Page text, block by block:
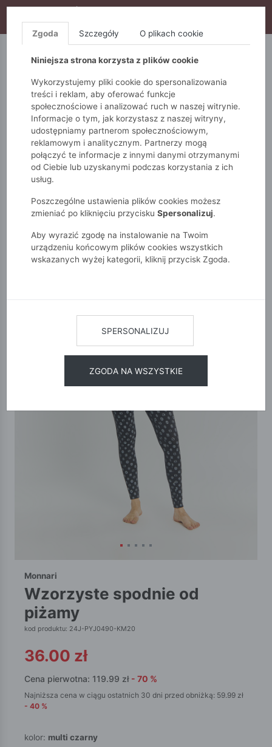
S10), DODATKOWE 15% ZA 3SZT (KOD: S15)
5.10.15. QUIOSQUE
Monnari Zobacz wszystko
Piżamy i szlafroki
Doły od piżamy
Monnari
wzorzyste spodnie od
piżamy
kod produktu: 24J-PYJ0490-KM20
36.00 zł
Cena pierwotna: 119.99 zł - 70 %
Najniższa cena w ciągu ostatnich 30 dni przed obniżką: 59.99 zł
- 40 %
kolor: multi czarny
Zgoda Szczegóły O plikach cookie
Niniejsza strona korzysta z plików cookie
Wykorzystujemy pliki cookie do spersonalizowania
treści i reklam, aby oferować funkcje
społecznościowe i analizować ruch w naszej witrynie.
Informacje o tym, jak korzystasz z naszej witryny,
udostępniamy partnerom społecznościowym,
reklamowym i analitycznym. Partnerzy mogą
połączyć te informacje z innymi danymi otrzymanymi
od Ciebie lub uzyskanymi podczas korzystania z ich
usług.
Poszczególne ustawienia plików cookies możesz
zmieniać po kliknięciu przycisku Spersonalizuj.
Aby wyrazić zgodę na instalowanie na Twoim
urządzeniu końcowym plików cookies wszystkich
wskazanych wyżej kategorii, kliknij przycisk Zgoda.
SPERSONALIZUJ
ZGODA NA WSZYSTKIE